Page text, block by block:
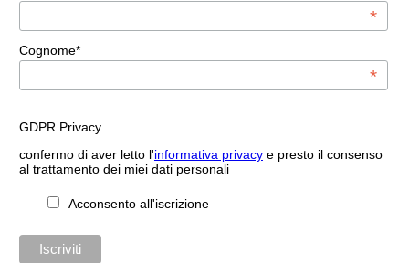
*
Cognome*
*
GDPR Privacy
confermo di aver letto l'informativa privacye presto il consenso
al trattamento dei miei dati personali
Acconsento all'iscrizione